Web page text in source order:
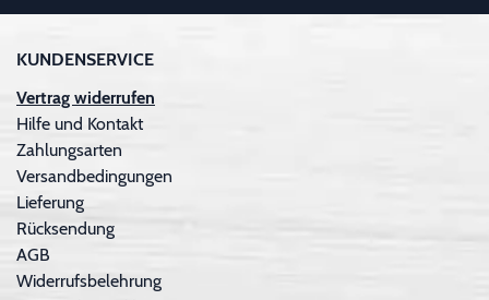
KUNDENSERVICE
Vertrag widerrufen
Hilfe und Kontakt
Zahlungsarten
Versandbedingungen
Lieferung
Rücksendung
AGB
Widerrufsbelehrung